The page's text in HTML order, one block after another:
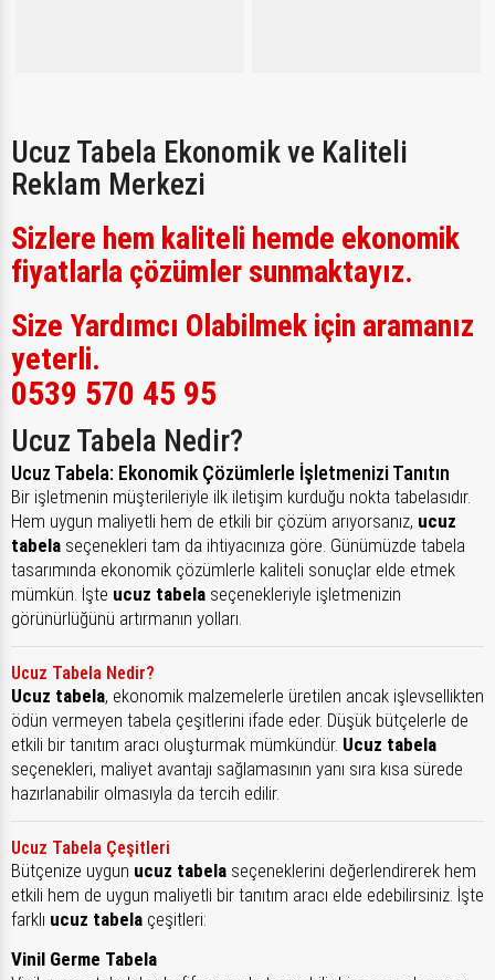
Ucuz Tabela Ekonomik ve Kaliteli
Reklam Merkezi
Sizlere hem kaliteli hemde ekonomik
fiyatlarla çözümler sunmaktayız.
Size Yardımcı Olabilmek için aramanız
yeterli.
0539 570 45 95
Ucuz Tabela Nedir?
Ucuz Tabela: Ekonomik Çözümlerle İşletmenizi Tanıtın
Bir işletmenin müşterileriyle ilk iletişim kurduğu nokta tabelasıdır.
Hem uygun maliyetli hem de etkili bir çözüm arıyorsanız, ucuz
tabela seçenekleri tam da ihtiyacınıza göre. Günümüzde tabela
tasarımında ekonomik çözümlerle kaliteli sonuçlar elde etmek
mümkün. İşte ucuz tabela seçenekleriyle işletmenizin
görünürlüğünü artırmanın yolları.
Ucuz Tabela Nedir?
Ucuz tabela, ekonomik malzemelerle üretilen ancak işlevsellikten
ödün vermeyen tabela çeşitlerini ifade eder. Düşük bütçelerle de
etkili bir tanıtım aracı oluşturmak mümkündür. Ucuz tabela
seçenekleri, maliyet avantajı sağlamasının yanı sıra kısa sürede
hazırlanabilir olmasıyla da tercih edilir.
Ucuz Tabela Çeşitleri
Bütçenize uygun ucuz tabela seçeneklerini değerlendirerek hem
etkili hem de uygun maliyetli bir tanıtım aracı elde edebilirsiniz. İşte
farklı ucuz tabela çeşitleri:
Vinil Germe Tabela